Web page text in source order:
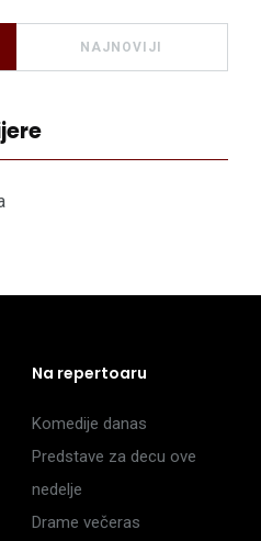
NAJNOVIJI
Na repertoaru
Komedije danas
Predstave za decu ove
nedelje
Drame večeras